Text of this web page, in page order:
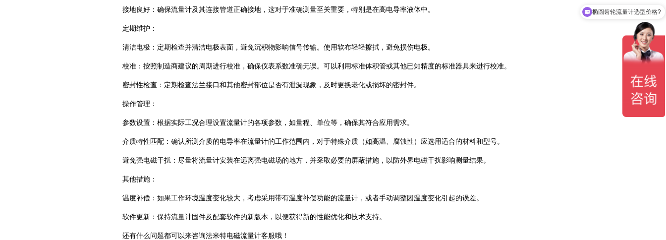
‌接地良好‌：确保流量计及其连接管道正确接地，这对于准确测量至关重要，特别是在高电导率液体中‌。
‌定期维护‌：
‌清洁电极‌：定期检查并清洁电极表面，避免沉积物影响信号传输。使用软布轻轻擦拭，避免损伤电极‌。
‌校准‌：按照制造商建议的周期进行校准，确保仪表系数准确无误。可以利用标准体积管或其他已知精度的标准器具来进行校准‌。
‌密封性检查‌：定期检查法兰接口和其他密封部位是否有泄漏现象，及时更换老化或损坏的密封件‌。
‌操作管理‌：
‌参数设置‌：根据实际工况合理设置流量计的各项参数，如量程、单位等，确保其符合应用需求‌。
‌介质特性匹配‌：确认所测介质的电导率在流量计的工作范围内，对于特殊介质（如高温、腐蚀性）应选用适合的材料和型号‌。
‌避免强电磁干扰‌：尽量将流量计安装在远离强电磁场的地方，并采取必要的屏蔽措施，以防外界电磁干扰影响测量结果‌。
‌其他措施‌：
‌温度补偿‌：如果工作环境温度变化较大，考虑采用带有温度补偿功能的流量计，或者手动调整因温度变化引起的误差‌。
软件更新‌：保持流量计固件及配套软件的新版本，以便获得新的性能优化和技术支持‌。
还有什么问题都可以来咨询法米特电磁流量计客服哦！
椭圆齿轮流量计选型价格?